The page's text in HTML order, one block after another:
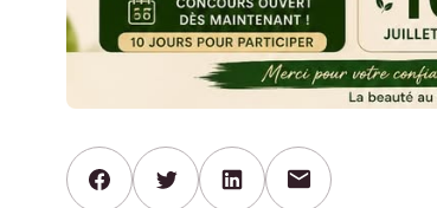
mail